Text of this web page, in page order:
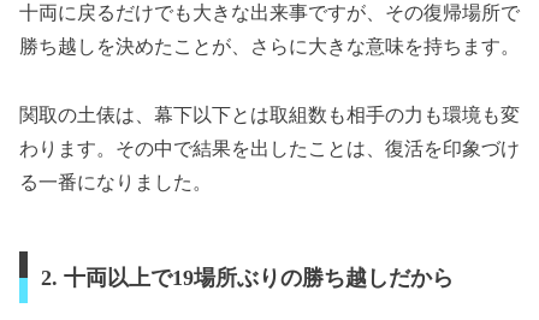
十両に戻るだけでも大きな出来事ですが、その復帰場所で
勝ち越しを決めたことが、さらに大きな意味を持ちます。
関取の土俵は、幕下以下とは取組数も相手の力も環境も変
わります。その中で結果を出したことは、復活を印象づけ
る一番になりました。
2. 十両以上で19場所ぶりの勝ち越しだから